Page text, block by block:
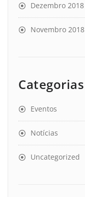
Dezembro 2018
Novembro 2018
Categorias
Eventos
Notícias
Uncategorized